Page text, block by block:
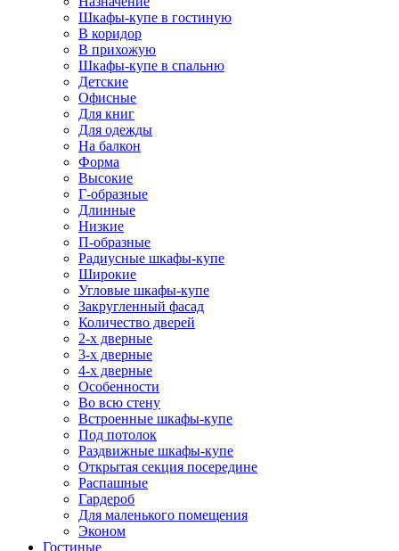
Шкафы-купе в гостиную
В коридор
В прихожую
Шкафы-купе в спальню
Детские
Офисные
Для книг
Для одежды
На балкон
Форма
Высокие
Г-образные
Длинные
Низкие
П-образные
Радиусные шкафы-купе
Широкие
Угловые шкафы-купе
Закругленный фасад
Количество дверей
2-х дверные
3-х дверные
4-х дверные
Особенности
Во всю стену
Встроенные шкафы-купе
Под потолок
Раздвижные шкафы-купе
Открытая секция посередине
Распашные
Гардероб
Для маленького помещения
Эконом
Гостиные